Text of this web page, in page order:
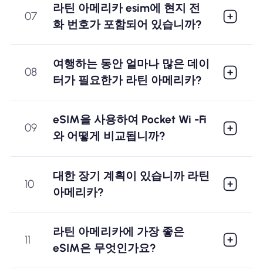
07
라틴 아메리카 esim에 현지 전
화 번호가 포함되어 있습니까?
08
여행하는 동안 얼마나 많은 데이
터가 필요한가 라틴 아메리카?
09
eSIM을 사용하여 Pocket Wi -Fi
와 어떻게 비교됩니까?
10
대한 장기 계획이 있습니까 라틴
아메리카?
11
라틴 아메리카에 가장 좋은
eSIM은 무엇인가요?